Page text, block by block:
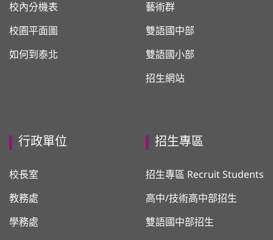
校內分機表
校園平面圖
如何到泰北
藝術群
雙語國中部
雙語國小部
招生網站
行政單位
校長室
教務處
學務處
招生專區
招生專區 Recruit Students
高中/技術高中部招生
雙語國中部招生